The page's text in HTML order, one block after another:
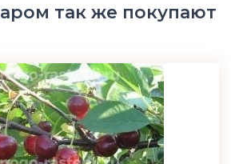
так же покупают